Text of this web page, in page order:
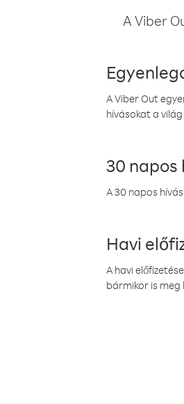
A Viber
A Viber Out
hívásokat a
30 napos
A 30 napos
Havi
A havi
bármikor is meg